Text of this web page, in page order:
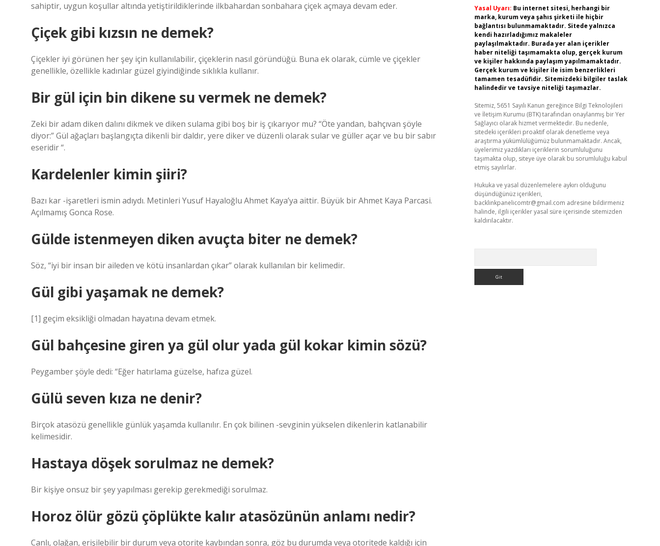
sahiptir, uygun koşullar altında yetiştirildiklerinde ilkbahardan sonbahara çiçek açmaya devam eder.
Çiçek gibi kızsın ne demek?
Çiçekler iyi görünen her şey için kullanılabilir, çiçeklerin nasıl göründüğü. Buna ek olarak, cümle ve çiçekler
genellikle, özellikle kadınlar güzel giyindiğinde sıklıkla kullanır.
Bir gül için bin dikene su vermek ne demek?
Zeki bir adam diken dalını dikmek ve diken sulama gibi boş bir iş çıkarıyor mu? “Öte yandan, bahçıvan şöyle
diyor:” Gül ağaçları başlangıçta dikenli bir daldır, yere diker ve düzenli olarak sular ve güller açar ve bu bir sabır
eseridir “.
Kardelenler kimin şiiri?
Bazı kar -işaretleri ismin adıydı. Metinleri Yusuf Hayaloğlu Ahmet Kaya’ya aittir. Büyük bir Ahmet Kaya Parcasi.
Açılmamış Gonca Rose.
Gülde istenmeyen diken avuçta biter ne demek?
Söz, “iyi bir insan bir aileden ve kötü insanlardan çıkar” olarak kullanılan bir kelimedir.
Gül gibi yaşamak ne demek?
[1] geçim eksikliği olmadan hayatına devam etmek.
Gül bahçesine giren ya gül olur yada gül kokar kimin sözü?
Peygamber şöyle dedi: “Eğer hatırlama güzelse, hafıza güzel.
Gülü seven kıza ne denir?
Birçok atasözü genellikle günlük yaşamda kullanılır. En çok bilinen -sevginin yükselen dikenlerin katlanabilir
kelimesidir.
Hastaya döşek sorulmaz ne demek?
Bir kişiye onsuz bir şey yapılması gerekip gerekmediği sorulmaz.
Horoz ölür gözü çöplükte kalır atasözünün anlamı nedir?
Canlı, olağan, erişilebilir bir durum veya otorite kaybından sonra, göz bu durumda veya otoritede kaldığı için
Yasal Uyarı: Bu internet sitesi, herhangi bir
marka, kurum veya şahıs şirketi ile hiçbir
bağlantısı bulunmamaktadır. Sitede yalnızca
kendi hazırladığımız makaleler
paylaşılmaktadır. Burada yer alan içerikler
haber niteliği taşımamakta olup, gerçek kurum
ve kişiler hakkında paylaşım yapılmamaktadır.
Gerçek kurum ve kişiler ile isim benzerlikleri
tamamen tesadüfidir. Sitemizdeki bilgiler taslak
halindedir ve tavsiye niteliği taşımazlar.
Sitemiz, 5651 Sayılı Kanun gereğince Bilgi Teknolojileri
ve İletişim Kurumu (BTK) tarafından onaylanmış bir Yer
Sağlayıcı olarak hizmet vermektedir. Bu nedenle,
sitedeki içerikleri proaktif olarak denetleme veya
araştırma yükümlülüğümüz bulunmamaktadır. Ancak,
üyelerimiz yazdıkları içeriklerin sorumluluğunu
taşımakta olup, siteye üye olarak bu sorumluluğu kabul
etmiş sayılırlar.
Hukuka ve yasal düzenlemelere aykırı olduğunu
düşündüğünüz içerikleri,
backlinkpanelicomtr@gmail.com adresine bildirmeniz
halinde, ilgili içerikler yasal süre içerisinde sitemizden
kaldırılacaktır.